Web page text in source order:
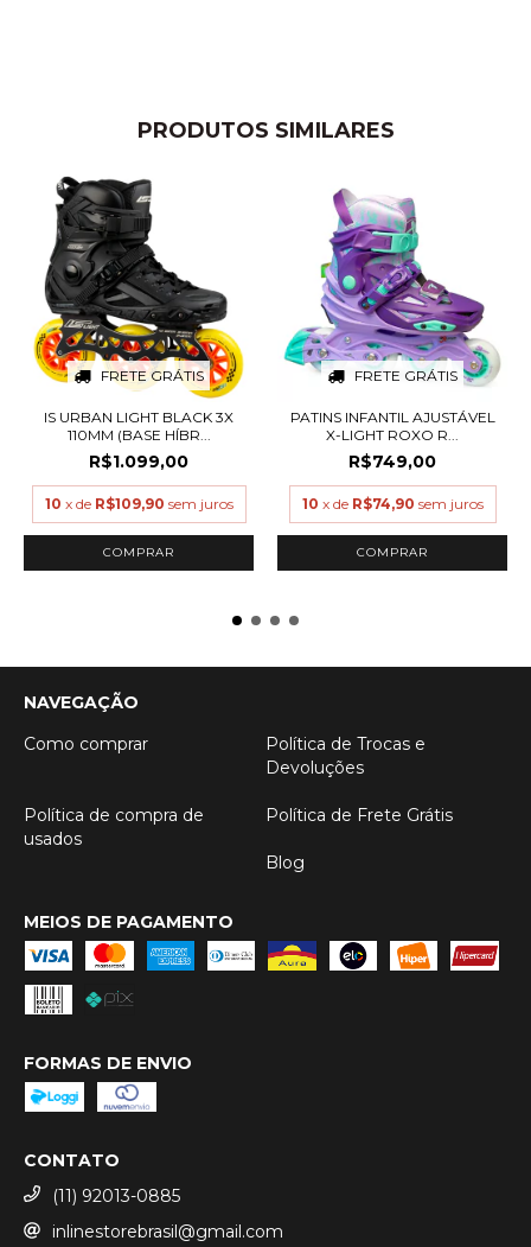
PRODUTOS SIMILARES
FRETE GRÁTIS
IS URBAN LIGHT BLACK 3X
110MM (BASE HÍBR...
R$1.099,00
10 x de R$109,90 sem juros
COMPRAR
FRETE GRÁTIS
PATINS INFANTIL AJUSTÁVEL
X-LIGHT ROXO R...
R$749,00
10 x de R$74,90 sem juros
COMPRAR
NAVEGAÇÃO
Como comprar
Política de Trocas e
Devoluções
Política de compra de
usados
Política de Frete Grátis
Blog
MEIOS DE PAGAMENTO
FORMAS DE ENVIO
CONTATO
(11) 92013-0885
inlinestorebrasil@gmail.com